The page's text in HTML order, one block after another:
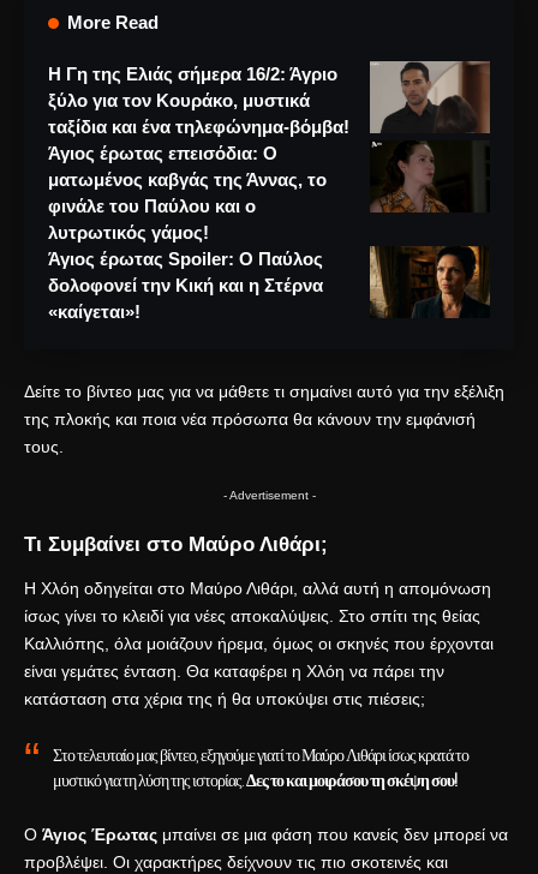
More Read
Η Γη της Ελιάς σήμερα 16/2: Άγριο
ξύλο για τον Κουράκο, μυστικά
ταξίδια και ένα τηλεφώνημα-βόμβα!
Άγιος έρωτας επεισόδια: Ο
ματωμένος καβγάς της Άννας, το
φινάλε του Παύλου και ο
λυτρωτικός γάμος!
Άγιος έρωτας Spoiler: Ο Παύλος
δολοφονεί την Κική και η Στέρνα
«καίγεται»!
Δείτε το βίντεο μας για να μάθετε τι σημαίνει αυτό για την εξέλιξη
της πλοκής και ποια νέα πρόσωπα θα κάνουν την εμφάνισή
τους.
- Advertisement -
Τι Συμβαίνει στο Μαύρο Λιθάρι;
Η Χλόη οδηγείται στο Μαύρο Λιθάρι, αλλά αυτή η απομόνωση
ίσως γίνει το κλειδί για νέες αποκαλύψεις. Στο σπίτι της θείας
Καλλιόπης, όλα μοιάζουν ήρεμα, όμως οι σκηνές που έρχονται
είναι γεμάτες ένταση. Θα καταφέρει η Χλόη να πάρει την
κατάσταση στα χέρια της ή θα υποκύψει στις πιέσεις;
Στο τελευταίο μας βίντεο, εξηγούμε γιατί το Μαύρο Λιθάρι ίσως κρατά το
μυστικό για τη λύση της ιστορίας. Δες το και μοιράσου τη σκέψη σου!
Ο Άγιος Έρωτας μπαίνει σε μια φάση που κανείς δεν μπορεί να
προβλέψει. Οι χαρακτήρες δείχνουν τις πιο σκοτεινές και